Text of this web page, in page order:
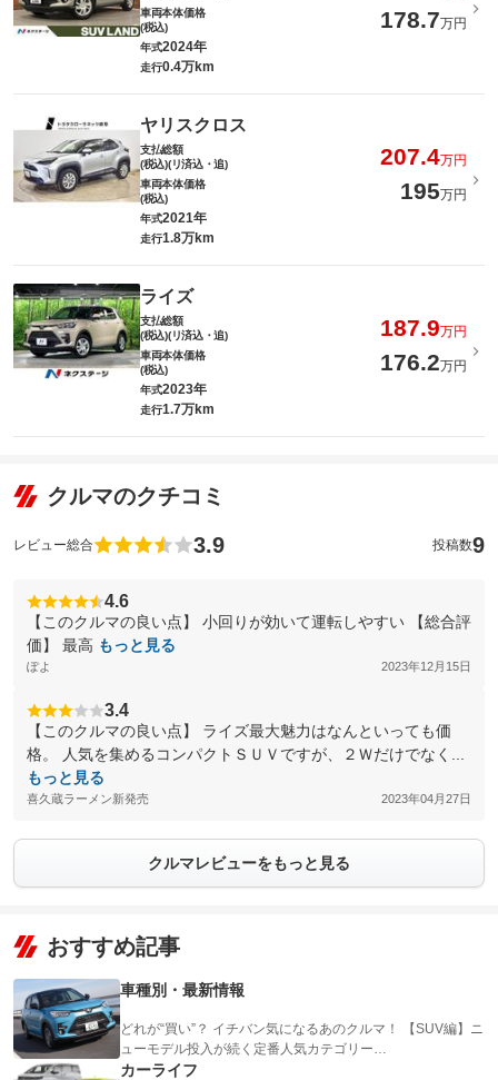
車両本体価格
(税込)
178.7万円
年式2024年
走行0.4万km
ヤリスクロス
支払総額
(税込)(リ済込・追)
207.4万円
車両本体価格
(税込)
195万円
年式2021年
走行1.8万km
ライズ
支払総額
(税込)(リ済込・追)
187.9万円
車両本体価格
(税込)
176.2万円
年式2023年
走行1.7万km
クルマのクチコミ
レビュー総合 3.9 投稿数9
4.6
【このクルマの良い点】 小回りが効いて運転しやすい 【総合評
価】 最高 もっと見る
ぽよ 2023年12月15日
3.4
【このクルマの良い点】 ライズ最大魅力はなんといっても価
格。 人気を集めるコンパクトＳＵＶですが、２Ｗだけでなく...
もっと見る
喜久蔵ラーメン新発売 2023年04月27日
クルマレビューをもっと見る
おすすめ記事
車種別・最新情報
どれが“買い”？ イチバン気になるあのクルマ！ 【SUV編】ニ
ューモデル投入が続く定番人気カテゴリー…
カーライフ